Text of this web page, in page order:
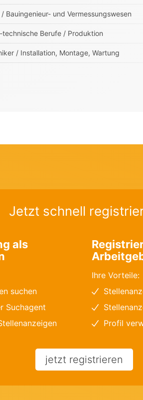
Bauingenieur- und Vermessungswesen
Berufe / Produktion
/ Installation, Montage, Wartung
Jetzt schnell
als
suchen
Suchagent
Ihre Vorteile:
Profil
jetzt registrieren